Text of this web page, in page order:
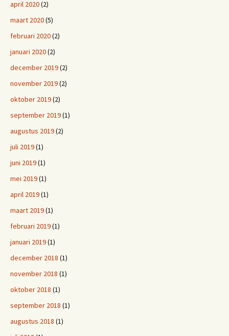
april 2020(2)
maart 2020(5)
februari 2020(2)
januari 2020(2)
december 2019(2)
november 2019(2)
oktober 2019(2)
september 2019(1)
augustus 2019(2)
juli 2019(1)
juni 2019(1)
mei 2019(1)
april 2019(1)
maart 2019(1)
februari 2019(1)
januari 2019(1)
december 2018 (1)
november 2018 (1)
oktober 2018 (1)
september 2018 (1)
augustus 2018 (1)